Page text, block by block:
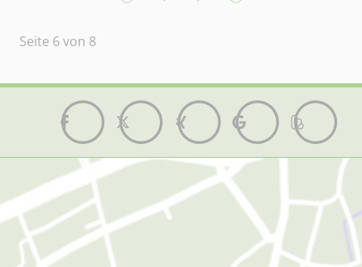
Seite 6 von 8